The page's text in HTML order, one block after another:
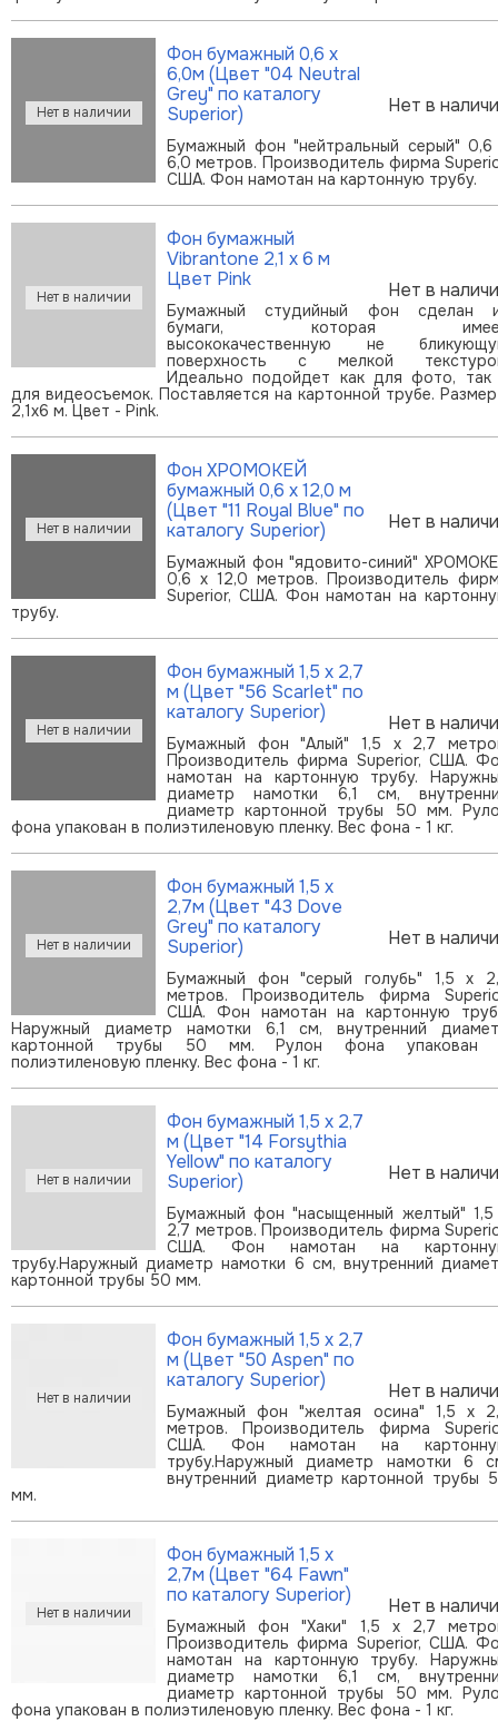
Нет в
Фон бумажный 0,6 х
6,0м (Цвет "04 Neutral
Grey" по каталогу
Superior)
Бумажный фон "нейтральный серый" 0,6
6,0 метров. Производитель фирма
США. Фон намотан на картонную трубу.
Нет в
Фон бумажный
Vibrantone 2,1 х 6 м
Цвет Pink
Бумажный студийный фон сделан
бумаги, которая
высококачественную не
поверхность с мелкой
Идеально подойдет как для фото, так
для видеосъемок. Поставляется на картонной трубе.
2,1x6 м. Цвет - Pink.
Нет в
Фон ХРОМОКЕЙ
бумажный 0,6 х 12,0 м
(Цвет "11 Royal Blue" по
каталогу Superior)
Бумажный фон "ядовито-синий"
0,6 х 12,0 метров. Производитель
Superior, США. Фон намотан на
трубу.
Нет в
Фон бумажный 1,5 х 2,7
м (Цвет "56 Scarlet" по
каталогу Superior)
Бумажный фон "Алый" 1,5 х 2,7
Производитель фирма Superior, США.
намотан на картонную трубу.
диаметр намотки 6,1 см,
диаметр картонной трубы 50 мм.
фона упакован в полиэтиленовую пленку. Вес фона - 1 кг.
Нет в
Фон бумажный 1,5 х
2,7м (Цвет "43 Dove
Grey" по каталогу
Superior)
Бумажный фон "серый голубь" 1,5 х
метров. Производитель фирма
США. Фон намотан на картонную
Наружный диаметр намотки 6,1 см, внутренний
картонной трубы 50 мм. Рулон фона упакован
полиэтиленовую пленку. Вес фона - 1 кг.
Нет в
Фон бумажный 1,5 х 2,7
м (Цвет "14 Forsythia
Yellow" по каталогу
Superior)
Бумажный фон "насыщенный желтый" 1,5
2,7 метров. Производитель фирма
США. Фон намотан на
трубу.Наружный диаметр намотки 6 см, внутренний
картонной трубы 50 мм.
Нет в
Фон бумажный 1,5 х 2,7
м (Цвет "50 Aspen" по
каталогу Superior)
Бумажный фон "желтая осина" 1,5 х
метров. Производитель фирма
США. Фон намотан на
трубу.Наружный диаметр намотки 6
внутренний диаметр картонной трубы
мм.
Нет в
Фон бумажный 1,5 х
2,7м (Цвет "64 Fawn"
по каталогу Superior)
Бумажный фон "Хаки" 1,5 х 2,7
Производитель фирма Superior, США.
намотан на картонную трубу.
диаметр намотки 6,1 см,
диаметр картонной трубы 50 мм.
фона упакован в полиэтиленовую пленку. Вес фона - 1 кг.